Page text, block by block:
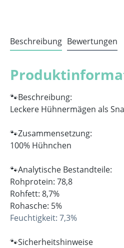
Beschreibung Bewertungen
🐾Beschreibung:
Leckere Hühnermägen als
🐾Zusammensetzung:
100% Hühnchen
🐾Analytische Bestandteile:
Rohprotein: 78,8
Rohfett: 8,7%
Rohasche: 5%
Feuchtigkeit: 7,3%
🐾Sicherheitshinweise